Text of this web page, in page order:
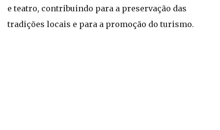
e teatro, contribuindo para a preservação das
tradições locais e para a promoção do turismo.